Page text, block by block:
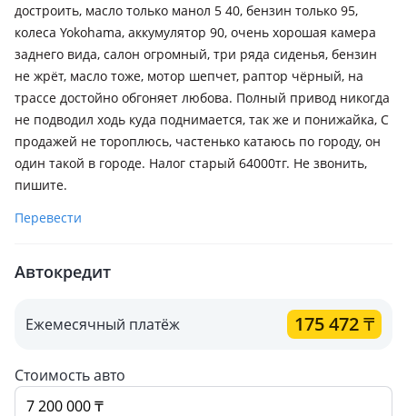
достроить, масло только манол 5 40, бензин только 95,
колеса Yokohama, аккумулятор 90, очень хорошая камера
заднего вида, салон огромный, три ряда сиденья, бензин
не жрёт, масло тоже, мотор шепчет, раптор чёрный, на
трассе достойно обгоняет любова. Полный привод никогда
не подводил ходь куда поднимается, так же и понижайка, С
продажей не тороплюсь, частенько катаюсь по городу, он
один такой в городе. Налог старый 64000тг. Не звонить,
пишите.
Перевести
Автокредит
Ежемесячный платёж 175 472₸
Стоимость авто